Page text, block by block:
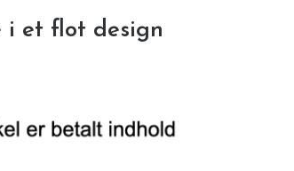
i et flot design